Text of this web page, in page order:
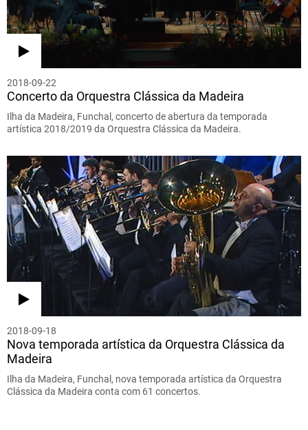
2018-09-22
Concerto da Orquestra Clássica da Madeira
Ilha da Madeira, Funchal, concerto de abertura da temporada
artística 2018/2019 da Orquestra Clássica da Madeira.
2018-09-18
Nova temporada artística da Orquestra Clássica da
Madeira
Ilha da Madeira, Funchal, nova temporada artística da Orquestra
Clássica da Madeira conta com 61 concertos.